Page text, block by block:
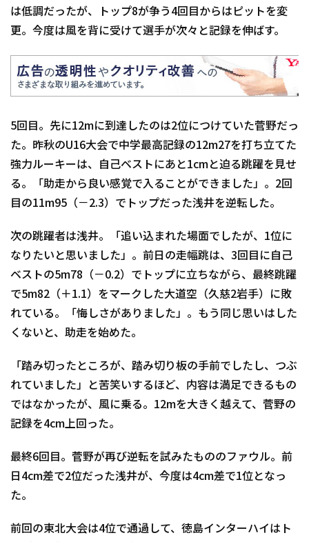
は低調だったが、トップ8が争う4回目からはピットを変
更。今度は風を背に受けて選手が次々と記録を伸ばす。
5回目。先に12mに到達したのは2位につけていた菅野だっ
た。昨秋のU16大会で中学最高記録の12m27を打ち立てた
強力ルーキーは、自己ベストにあと1cmと迫る跳躍を見せ
る。「助走から良い感覚で入ることができました」。2回
目の11m95（－2.3）でトップだった浅井を逆転した。
次の跳躍者は浅井。「追い込まれた場面でしたが、1位に
なりたいと思いました」。前日の走幅跳は、3回目に自己
ベストの5m78（－0.2）でトップに立ちながら、最終跳躍
で5m82（＋1.1）をマークした大道空（久慈2岩手）に敗
れている。「悔しさがありました」。もう同じ思いはした
くないと、助走を始めた。
「踏み切ったところが、踏み切り板の手前でしたし、つぶ
れていました」と苦笑いするほど、内容は満足できるもの
ではなかったが、風に乗る。12mを大きく越えて、菅野の
記録を4cm上回った。
最終6回目。菅野が再び逆転を試みたもののファウル。前
日4cm差で2位だった浅井が、今度は4cm差で1位となっ
た。
前回の東北大会は4位で通過して、徳島インターハイはト